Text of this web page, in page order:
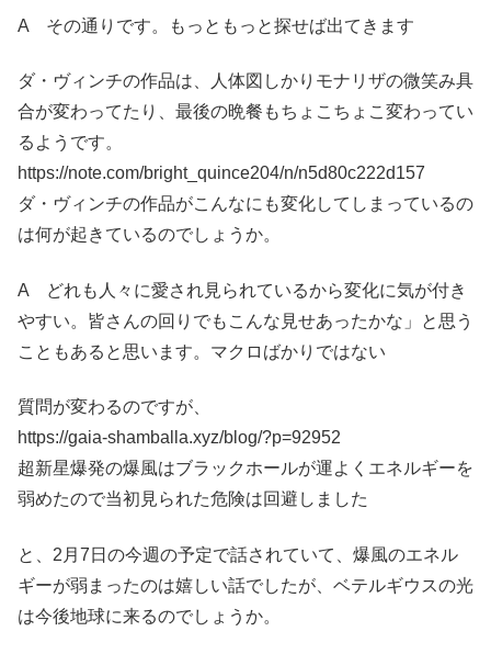
A その通りです。もっともっと探せば出てきます
ダ・ヴィンチの作品は、人体図しかりモナリザの微笑み具
合が変わってたり、最後の晩餐もちょこちょこ変わってい
るようです。
https://note.com/bright_quince204/n/n5d80c222d157
ダ・ヴィンチの作品がこんなにも変化してしまっているの
は何が起きているのでしょうか。
A どれも人々に愛され見られているから変化に気が付き
やすい。皆さんの回りでもこんな見せあったかな」と思う
こともあると思います。マクロばかりではない
質問が変わるのですが、
https://gaia-shamballa.xyz/blog/?p=92952
超新星爆発の爆風はブラックホールが運よくエネルギーを
弱めたので当初見られた危険は回避しました
と、2月7日の今週の予定で話されていて、爆風のエネル
ギーが弱まったのは嬉しい話でしたが、ベテルギウスの光
は今後地球に来るのでしょうか。